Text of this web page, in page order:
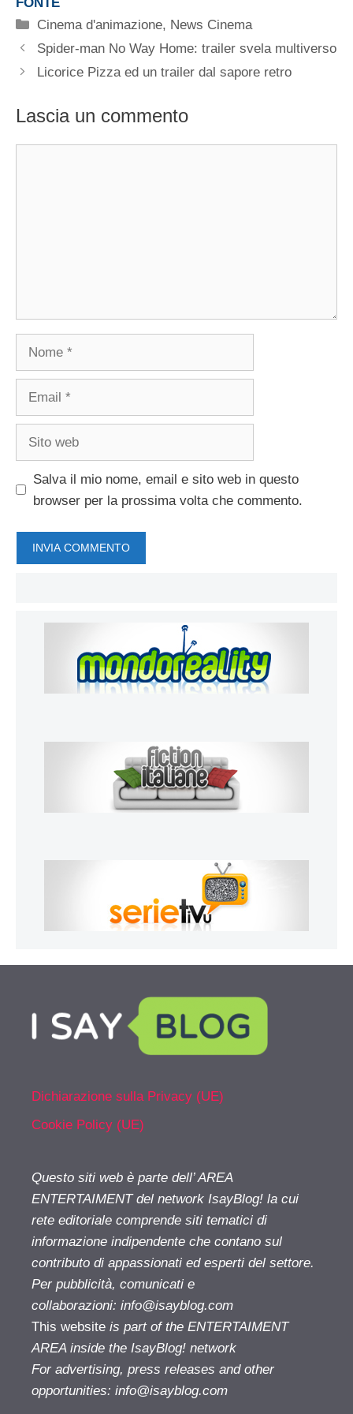
Categorie
Cinema d'animazione, News Cinema
Spider-man No Way Home: trailer svela multiverso
Licorice Pizza ed un trailer dal sapore retro
Lascia un commento
Salva il mio nome, email e sito web in questo
browser per la prossima volta che commento.
Dichiarazione sulla Privacy (UE)
Cookie Policy (UE)
Questo siti web è parte dell’ AREA
ENTERTAIMENT del network IsayBlog! la cui
rete editoriale comprende siti tematici di
informazione indipendente che contano sul
contributo di appassionati ed esperti del settore.
Per pubblicità, comunicati e
collaborazioni: info@isayblog.com
This website is part of the ENTERTAIMENT
AREA inside the IsayBlog! network
For advertising, press releases and other
opportunities: info@isayblog.com